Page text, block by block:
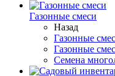
Газонные смеси
Назад
Газонные
Газонные
Семена